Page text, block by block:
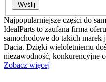
Wyślij
Najpopularniejsze części do
IdealParts to zaufana firma
samochodowe do takich marek
Dacia. Dzięki wieloletniemu
niezawodność, konkurencyjne
Zobacz więcej